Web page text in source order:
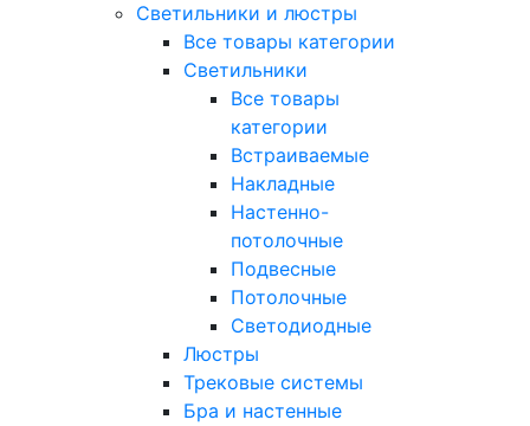
Светильники и люстры
Все товары категории
Светильники
Все товары
категории
Встраиваемые
Накладные
Настенно-
потолочные
Подвесные
Потолочные
Светодиодные
Люстры
Трековые системы
Бра и настенные